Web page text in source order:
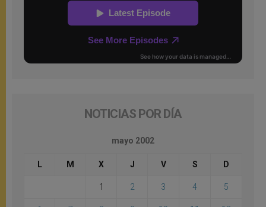
NOTICIAS POR DÍA
mayo 2002
L M X J V S D
1 2 3 4 5